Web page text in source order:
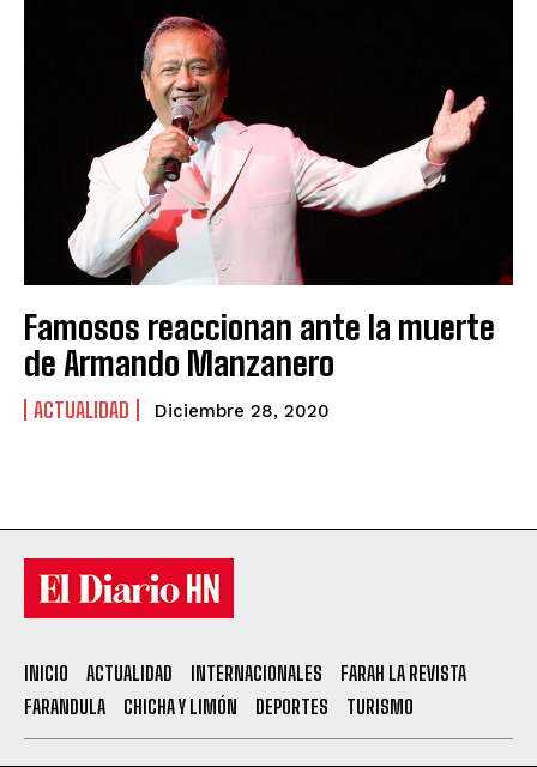
Famosos reaccionan ante la muerte
de Armando Manzanero
ACTUALIDAD Diciembre 28, 2020
INICIO ACTUALIDAD INTERNACIONALES
FARAH LA REVISTA
FARANDULA
CHICHA Y LIMÓN DEPORTES TURISMO